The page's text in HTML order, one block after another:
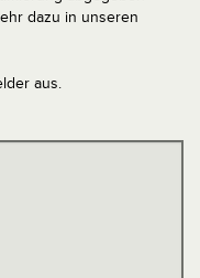
dazu in unseren
aus.